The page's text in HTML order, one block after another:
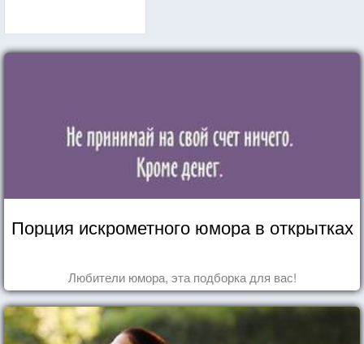
Порция искрометного юмора в открытках
Любители юмора, эта подборка для вас!